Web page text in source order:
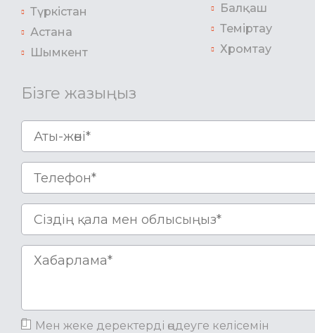
Түркістан
Астана
Шымкент
Балқаш
Теміртау
Хромтау
Бізге жазыңыз
Мен жеке деректерді өңдеуге келісемін